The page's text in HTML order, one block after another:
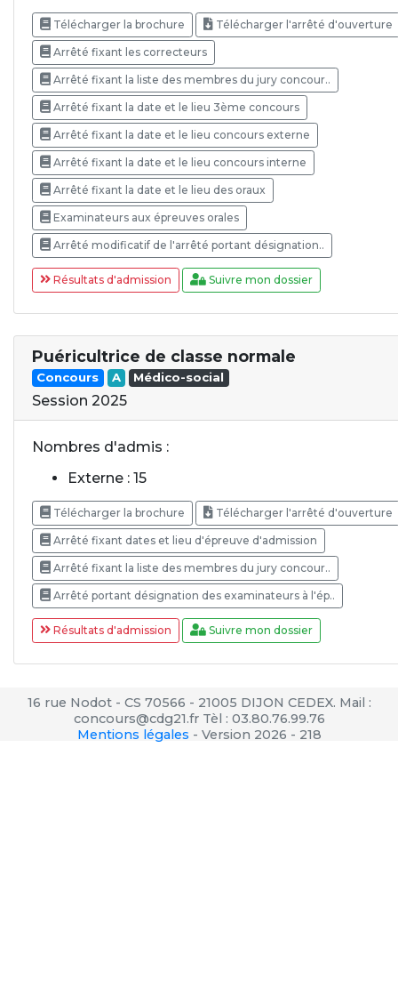
Télécharger la brochure Télécharger l'arrêté d'ouverture
Arrêté fixant les correcteurs
Arrêté fixant la liste des membres du jury concour..
Arrêté fixant la date et le lieu 3ème concours
Arrêté fixant la date et le lieu concours externe
Arrêté fixant la date et le lieu concours interne
Arrêté fixant la date et le lieu des oraux
Examinateurs aux épreuves orales
Arrêté modificatif de l'arrêté portant désignation..
Résultats d'admission Suivre mon dossier
Puéricultrice de classe normale
Concours A Médico-social
Session 2025
Nombres d'admis :
Externe : 15
Télécharger la brochure Télécharger l'arrêté d'ouverture
Arrêté fixant dates et lieu d'épreuve d'admission
Arrêté fixant la liste des membres du jury concour..
Arrêté portant désignation des examinateurs à l'ép..
Résultats d'admission Suivre mon dossier
16 rue Nodot - CS 70566 - 21005 DIJON CEDEX. Mail :
concours@cdg21.fr Tèl : 03.80.76.99.76
Mentions légales - Version 2026 - 218